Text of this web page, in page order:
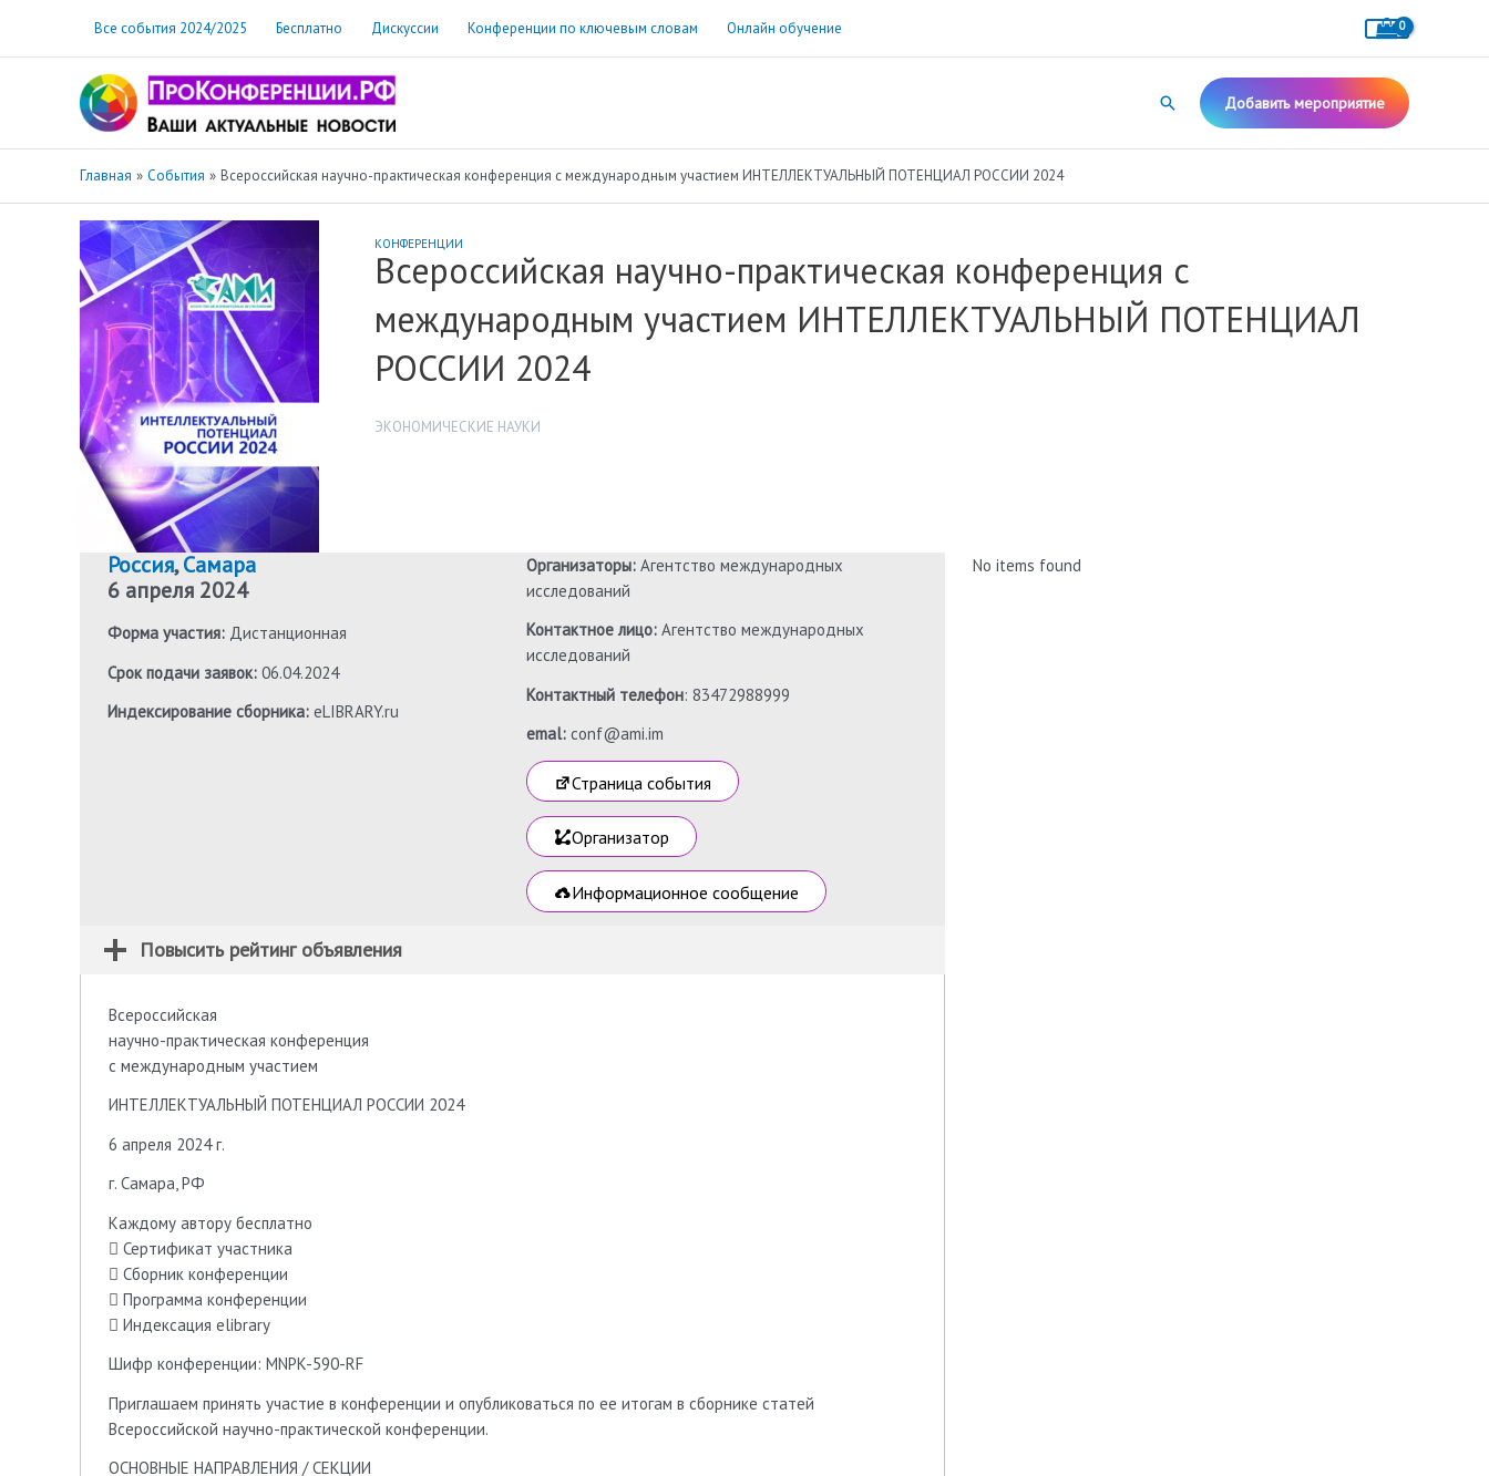
содержимому
Все события 2024/2025 Бесплатно Дискуссии Конференции по ключевым словам Онлайн обучение
Поиск Добавить мероприятие
Главная События Всероссийская научно-практическая конференция c международным участием ИНТЕЛЛЕКТУАЛЬНЫЙ ПОТЕНЦИАЛ РОССИИ 2024
КОНФЕРЕНЦИИ
Всероссийская научно-практическая конференция c
международным участием ИНТЕЛЛЕКТУАЛЬНЫЙ ПОТЕНЦИАЛ
РОССИИ 2024
ЭКОНОМИЧЕСКИЕ НАУКИ
Россия,Самара
6 апреля 2024
Форма участия: Дистанционная
Срок подачи заявок: 06.04.2024
Индексирование сборника: eLIBRARY.ru
Организаторы: Агентство международных
исследований
Контактное лицо: Агентство международных
исследований
Контактный телефон: 83472988999
emal:conf@ami.im
Страница события
Организатор
Информационное сообщение
Повысить рейтинг объявления
Всероссийская
научно-практическая конференция
c международным участием
ИНТЕЛЛЕКТУАЛЬНЫЙ ПОТЕНЦИАЛ РОССИИ 2024
6 апреля 2024 г.
г. Самара, РФ
Каждому автору бесплатно
 Сертификат участника
 Сборник конференции
 Программа конференции
 Индексация elibrary
Шифр конференции: MNPK-590-RF
Приглашаем принять участие в конференции и опубликоваться по ее итогам в сборнике статей
Всероссийской научно-практической конференции.
ОСНОВНЫЕ НАПРАВЛЕНИЯ / СЕКЦИИ
No items found